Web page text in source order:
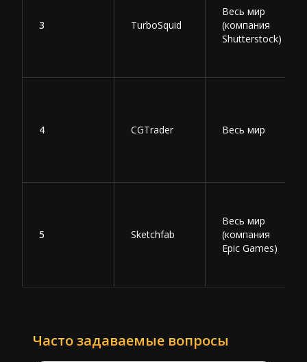
3 TurboSquid
Весь мир
(компания
Shutterstock)
4 CGTrader Весь мир
5 Sketchfab
Весь мир
(компания
Epic Games)
Часто задаваемые вопросы